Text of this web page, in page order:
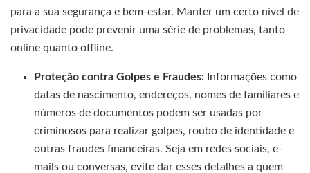
para a sua segurança e bem-estar. Manter um certo nível de
privacidade pode prevenir uma série de problemas, tanto
online quanto offline.
Proteção contra Golpes e Fraudes: Informações como
datas de nascimento, endereços, nomes de familiares e
números de documentos podem ser usadas por
criminosos para realizar golpes, roubo de identidade e
outras fraudes financeiras. Seja em redes sociais, e-
mails ou conversas, evite dar esses detalhes a quem